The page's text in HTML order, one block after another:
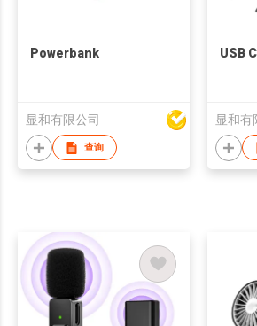
Powerbank
显和有限公司
查询
USB
显和有